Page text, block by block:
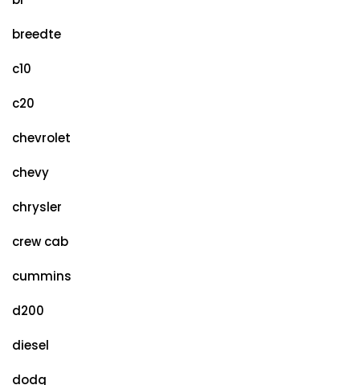
breedte
c10
c20
chevrolet
chevy
chrysler
crew cab
cummins
d200
diesel
dodg